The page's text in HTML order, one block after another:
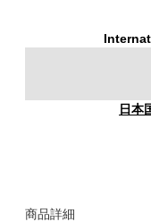
日本
商品詳細